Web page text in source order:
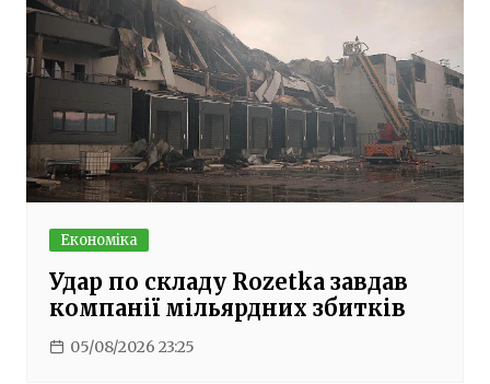
Економіка
Удар по складу Rozetka завдав
компанії мільярдних збитків
05/08/2026 23:25